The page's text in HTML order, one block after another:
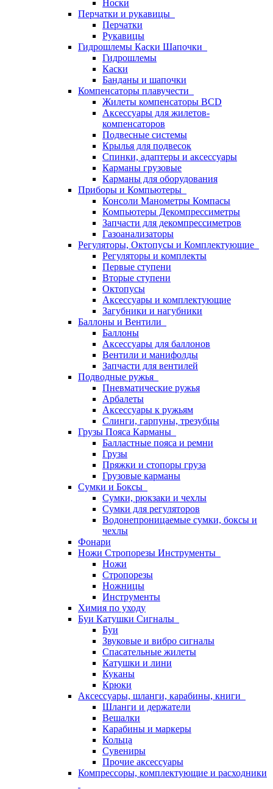
Носки
Перчатки и рукавицы
Перчатки
Рукавицы
Гидрошлемы Каски Шапочки
Гидрошлемы
Каски
Банданы и шапочки
Компенсаторы плавучести
Жилеты компенсаторы BCD
Аксессуары для жилетов-
компенсаторов
Подвесные системы
Крылья для подвесок
Спинки, адаптеры и аксессуары
Карманы грузовые
Карманы для оборудования
Приборы и Компьютеры
Консоли Манометры Компасы
Компьютеры Декомпрессиметры
Запчасти для декомпрессиметров
Газоанализаторы
Регуляторы, Октопусы и Комплектующие
Регуляторы и комплекты
Первые ступени
Вторые ступени
Октопусы
Аксессуары и комплектующие
Загубники и нагубники
Баллоны и Вентили
Баллоны
Аксессуары для баллонов
Вентили и манифолды
Запчасти для вентилей
Подводные ружья
Пневматические ружья
Арбалеты
Аксессуары к ружьям
Слинги, гарпуны, трезубцы
Грузы Пояса Карманы
Балластные пояса и ремни
Грузы
Пряжки и стопоры груза
Грузовые карманы
Сумки и Боксы
Сумки, рюкзаки и чехлы
Сумки для регуляторов
Водонепроницаемые сумки, боксы и
чехлы
Фонари
Ножи Стропорезы Инструменты
Ножи
Стропорезы
Ножницы
Инструменты
Химия по уходу
Буи Катушки Сигналы
Буи
Звуковые и вибро сигналы
Спасательные жилеты
Катушки и лини
Куканы
Крюки
Аксессуары, шланги, карабины, книги
Шланги и держатели
Вешалки
Карабины и маркеры
Кольца
Сувениры
Прочие аксессуары
Компрессоры, комплектующие и расходники